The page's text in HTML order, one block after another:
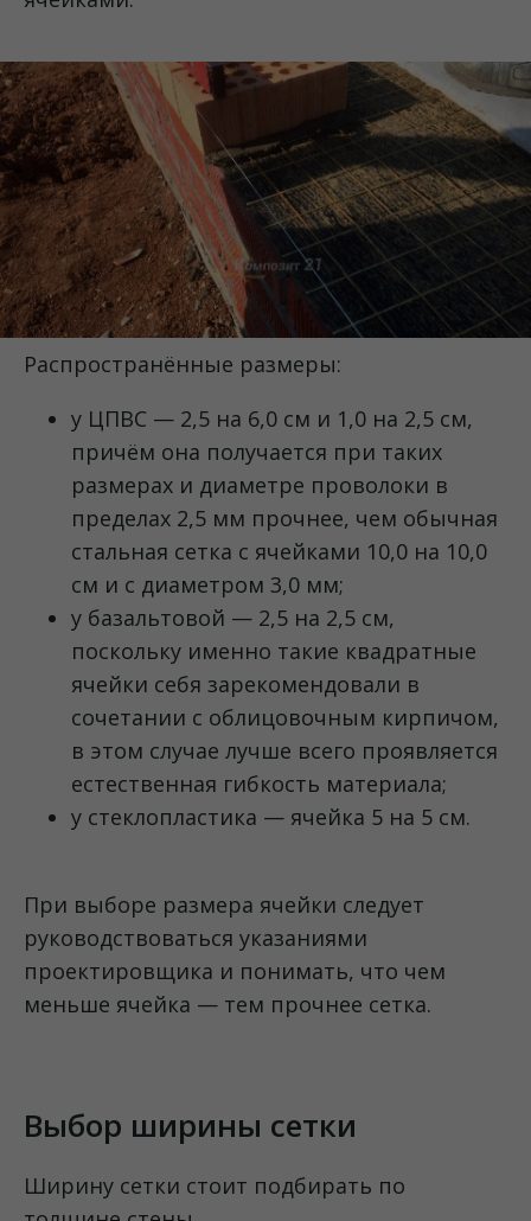
Распространённые размеры:
у ЦПВС — 2,5 на 6,0 см и 1,0 на 2,5 см,
причём она получается при таких
размерах и диаметре проволоки в
пределах 2,5 мм прочнее, чем обычная
стальная сетка с ячейками 10,0 на 10,0
см и с диаметром 3,0 мм;
у базальтовой — 2,5 на 2,5 см,
поскольку именно такие квадратные
ячейки себя зарекомендовали в
сочетании с облицовочным кирпичом,
в этом случае лучше всего проявляется
естественная гибкость материала;
у стеклопластика — ячейка 5 на 5 см.
При выборе размера ячейки следует
руководствоваться указаниями
проектировщика и понимать, что чем
меньше ячейка — тем прочнее сетка.
Выбор ширины сетки
Ширину сетки стоит подбирать по